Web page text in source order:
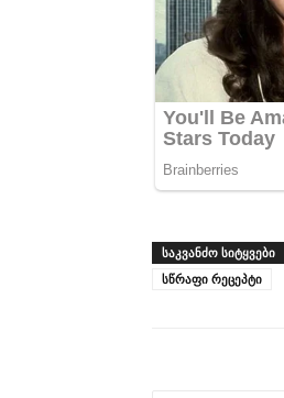
ᲡᲐᲙᲕᲐᲜᲫᲝ ᲡᲘᲢᲧᲕᲔᲑᲘ
სწრაფი რეცეპტი